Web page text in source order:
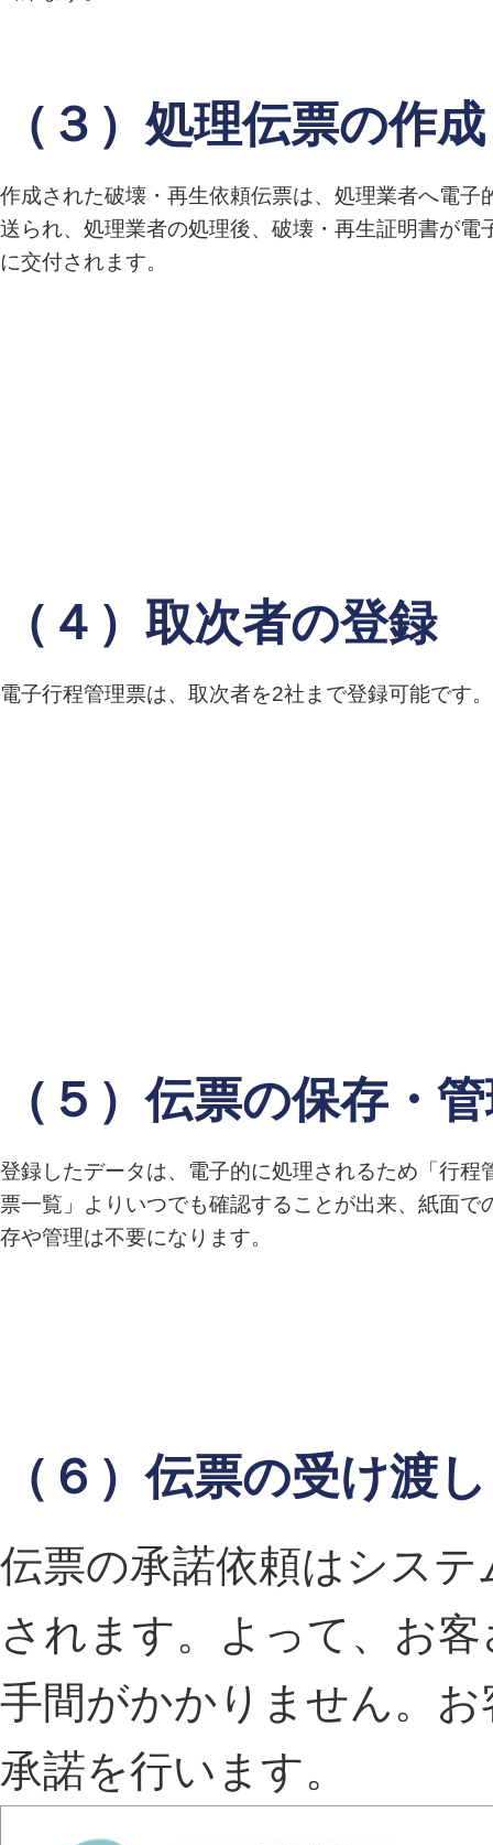
（３）処理伝票の作成
作成された破壊・再生依頼伝票は、処理業者へ電子
送られ、処理業者の処理後、破壊・再生証明書が電
に交付されます。
（４）取次者の登録
電子行程管理票は、取次者を2社まで登録可能です。
（５）伝票の保存・
登録したデータは、電子的に処理されるため「行程
票一覧」よりいつでも確認することが出来、紙面で
存や管理は不要になります。
（６）伝票の受け渡し
伝票の承諾依頼はシス
されます。よって、お
手間がかかりません。
承諾を行います。